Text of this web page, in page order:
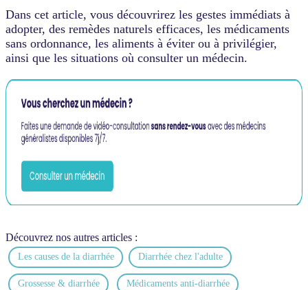
Dans cet article, vous découvrirez les gestes immédiats à
adopter, des remèdes naturels efficaces, les médicaments
sans ordonnance, les aliments à éviter ou à privilégier,
ainsi que les situations où consulter un médecin.
Découvrez nos autres articles :
Les causes de la diarrhée Diarrhée chez l'adulte
Grossesse & diarrhée Médicaments anti-diarrhée